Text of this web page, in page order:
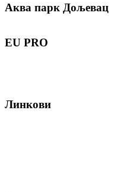
Аква парк Дољевац
EU PRO
Линкови